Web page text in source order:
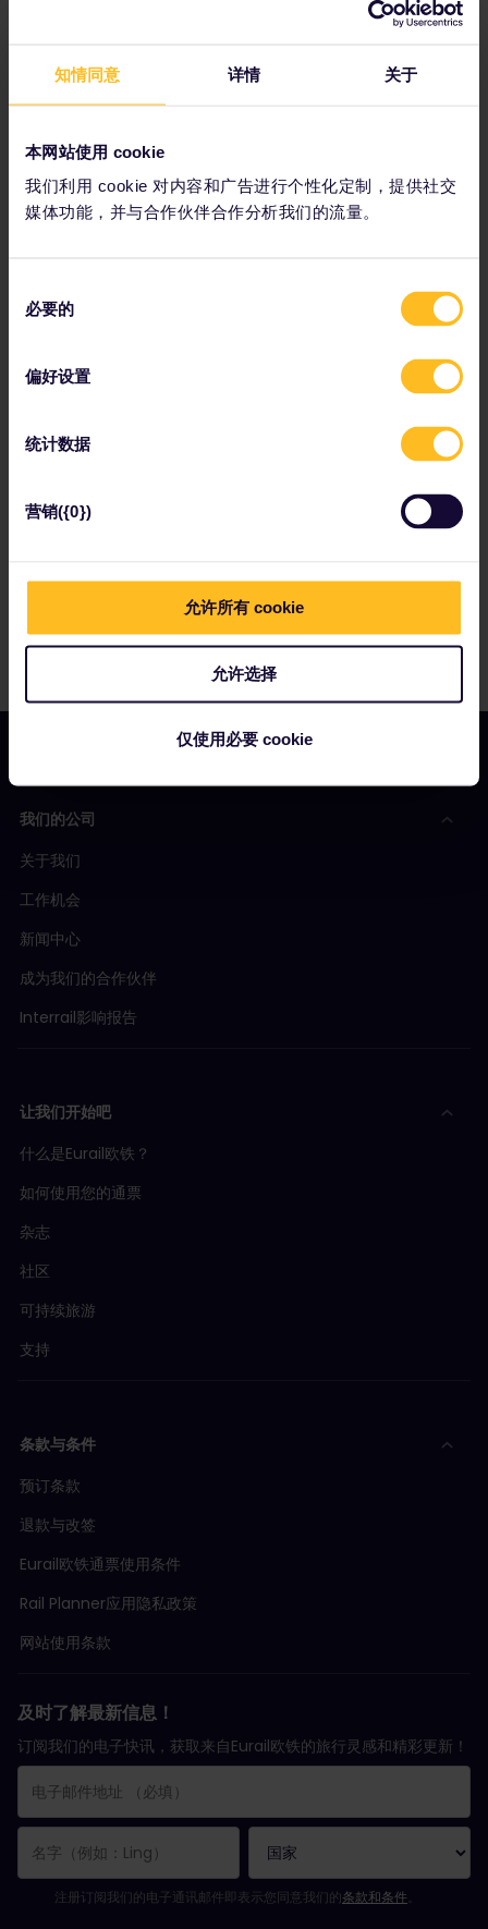
知情同意 详情 关于
本网站使用 cookie
我们利用 cookie 对内容和广告进行个性化定制，提供社交
媒体功能，并与合作伙伴合作分析我们的流量。
必要的
偏好设置
统计数据
营销({0})
允许所有 cookie
允许选择
仅使用必要 cookie
立即开始规划您的Eurail欧铁探奇之旅。
在时间表上查看旅程信息
查看欧洲铁路网络图
使用通票享受折扣
我们的公司
关于我们
工作机会
新闻中心
成为我们的合作伙伴
Interrail影响报告
让我们开始吧
什么是Eurail欧铁？
如何使用您的通票
杂志
社区
可持续旅游
支持
条款与条件
预订条款
退款与改签
Eurail欧铁通票使用条件
Rail Planner应用隐私政策
网站使用条款
及时了解最新信息！
订阅我们的电子快讯，获取来自Eurail欧铁的旅行灵感和精彩更新！
您已成功订阅。
电子邮件地址栏为必填栏！
电子邮件地址无效！
订阅电子通讯时出错。请稍后重试。
您已订阅此电子通讯！
请同意有关订阅电子通讯的条款和条件。
注册订阅我们的电子通讯邮件即表示您同意我们的条款和条件